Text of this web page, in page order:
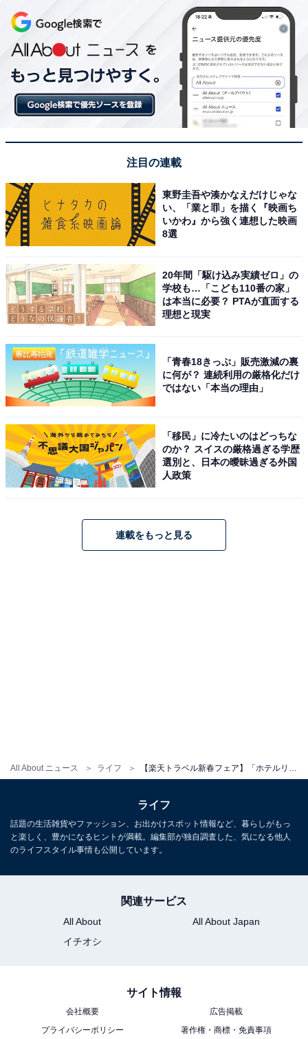
All About ニュース ライフ
楽天トラベルで新春フェアを見る
また、記事中の宿泊プランを予約すると、売上の一部が
オールアバウトに還元されることがあります。
この記事の執筆者：
いもの部
Amazonのセール商品から売れ筋ランキングまで、毎日のお買いも
のがもっと楽しく、もっとお得になる情報をお届け。編集部員によ
る独自レビューなど、ここでしか手に入らない情報も満載です。
こちらもおすすめ
【楽天トラベルセール】「インフィニート ホ
注目の連載
東野圭吾や湊かなえだけじゃな
い、「業と罪」を描く『映画ち
いかわ』から強く連想した映画
8選
20年間「駆け込み実績ゼロ」の
学校も…「こども110番の家」
は本当に必要？ PTAが直面する
理想と現実
「青春18きっぷ」販売激減の裏
に何が？ 連続利用の厳格化だけ
ではない「本当の理由」
「移民」に冷たいのはどっちな
のか？ スイスの厳格過ぎる学歴
選別と、日本の曖昧過ぎる外国
人政策
連載をもっと見る
ライフ
話題の生活雑貨やファッション、お出かけスポット情報など、暮らしがもっ
と楽しく、豊かになるヒントが満載。編集部が独自調査した、気になる他人
のライフスタイル事情も公開しています。
関連サービス
All About
All About Japan
イチオシ
サイト情報
会社概要
広告掲載
プライバシーポリシー
著作権・商標・免責事項